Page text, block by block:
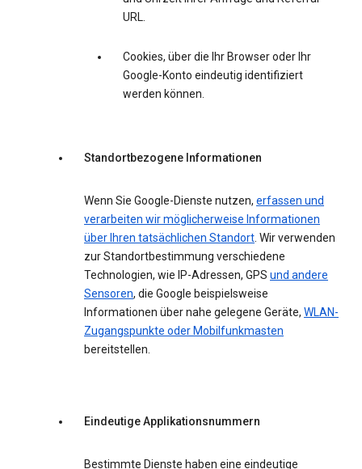
URL.
Cookies, über die Ihr Browser oder Ihr
Google-Konto eindeutig identifiziert
werden können.
Standortbezogene Informationen
Wenn Sie Google-Dienste nutzen, erfassen und
verarbeiten wir möglicherweise Informationen
über Ihren tatsächlichen Standort. Wir verwenden
zur Standortbestimmung verschiedene
Technologien, wie IP-Adressen, GPS und andere
Sensoren, die Google beispielsweise
Informationen über nahe gelegene Geräte, WLAN-
Zugangspunkte oder Mobilfunkmasten
bereitstellen.
Eindeutige Applikationsnummern
Bestimmte Dienste haben eine eindeutige